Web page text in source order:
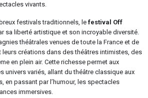
vivants.
festivals traditionnels, le festival Off
sa liberté artistique et son incroyable diversité.
théâtrales venues de toute la France et de
leurs créations dans des théâtres intimistes, des
en plein air. Cette richesse permet aux
univers variés, allant du théâtre classique aux
en passant par l’humour, les spectacles
immersives.